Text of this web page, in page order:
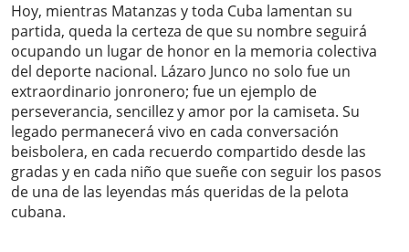
Hoy, mientras Matanzas y toda Cuba lamentan su
partida, queda la certeza de que su nombre seguirá
ocupando un lugar de honor en la memoria colectiva
del deporte nacional. Lázaro Junco no solo fue un
extraordinario jonronero; fue un ejemplo de
perseverancia, sencillez y amor por la camiseta. Su
legado permanecerá vivo en cada conversación
beisbolera, en cada recuerdo compartido desde las
gradas y en cada niño que sueñe con seguir los pasos
de una de las leyendas más queridas de la pelota
cubana.